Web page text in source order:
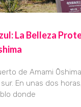
La Belleza
de Amami
En unas dos
donde